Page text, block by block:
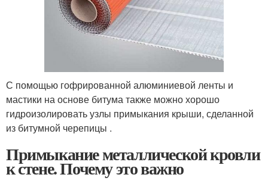
С помощью гофрированной алюминиевой ленты и
мастики на основе битума также можно хорошо
гидроизолировать узлы примыкания крыши, сделанной
из битумной черепицы .
Примыкание металлической кровли
к стене. Почему это важно